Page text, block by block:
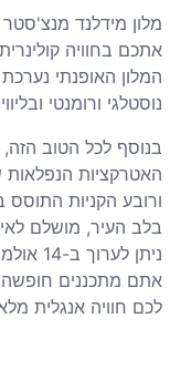
מלון מידלנד
אתכם בחוויה
המלון האופנתי
נוסטלגי ורומנטי
בנוסף לכל הטוב
האטרקציות
ורובע הקניות התוסס
בלב העיר, מושלם
ניתן
אתם מתכננים חופשה
לכם חוויה אנגלית